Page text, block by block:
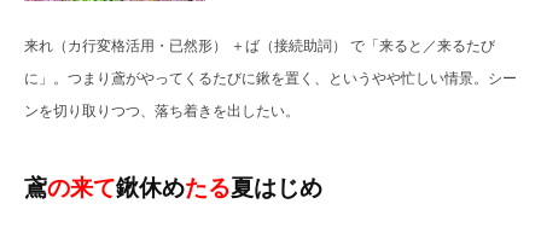
来れ （カ行変格活用・已然形） ＋ば （接続助詞） で「来ると／来るたび
に」。つまり鳶がやってくるたびに鍬を置く、というやや忙しい情景。シー
ンを切り取りつつ、落ち着きを出したい。
鳶の来て鍬休めたる夏はじめ